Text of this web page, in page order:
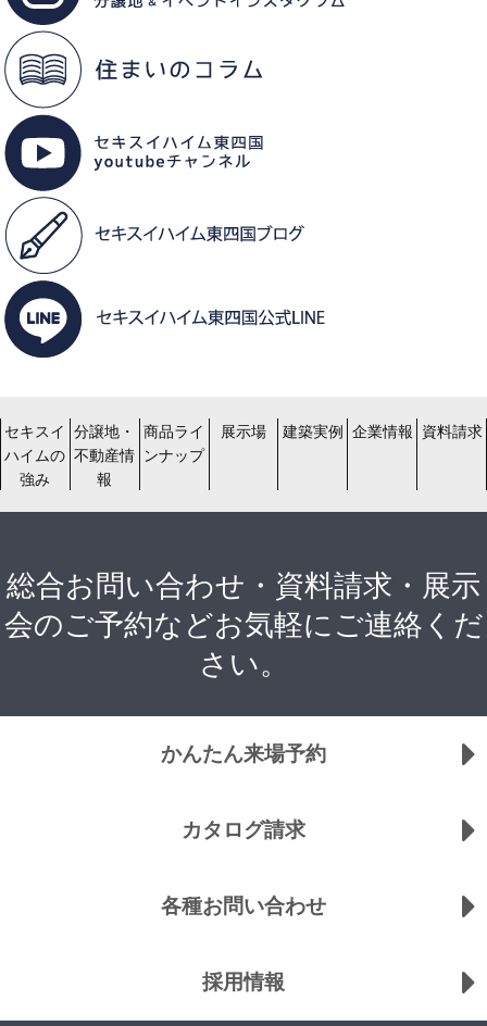
セキスイ
ハイムの
強み
分譲地・
不動産情
報
商品ライ
ンナップ
展示場 建築実例 企業情報 資料請求
総合お問い合わせ・資料請求・展示
会のご予約などお気軽にご連絡くだ
さい。
かんたん来場予約
カタログ請求
各種お問い合わせ
採用情報